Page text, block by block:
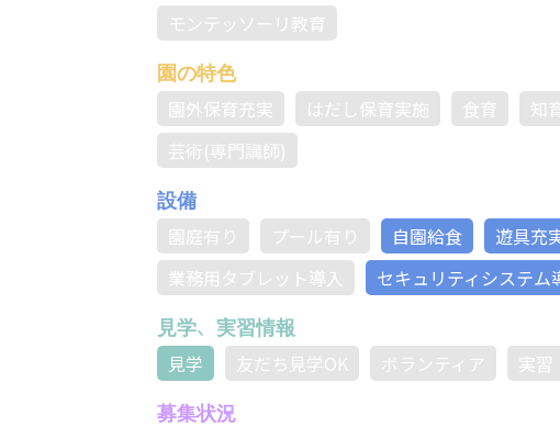
モンテッソーリ教育
園の特色
園外保育充実 はだし保育実施 食育 知
芸術(専門講師)
設備
園庭有り プール有り 自園給食 遊具充
業務用タブレット導入
セキュリティシステム
見学、実習情報
見学 友だち見学OK ボランティア 実習
募集状況